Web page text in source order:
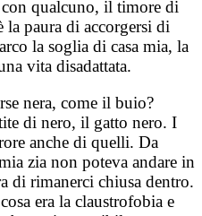
qualcuno, il timore di
la paura di accorgersi di
la soglia di casa mia, la
vita disadattata.
nera, come il buio?
di nero, il gatto nero. I
anche di quelli. Da
zia non poteva andare in
di rimanerci chiusa dentro.
era la claustrofobia e